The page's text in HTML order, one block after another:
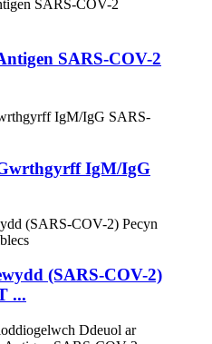
SARS-COV-2
IgM/IgG
(SARS-COV-2)
...